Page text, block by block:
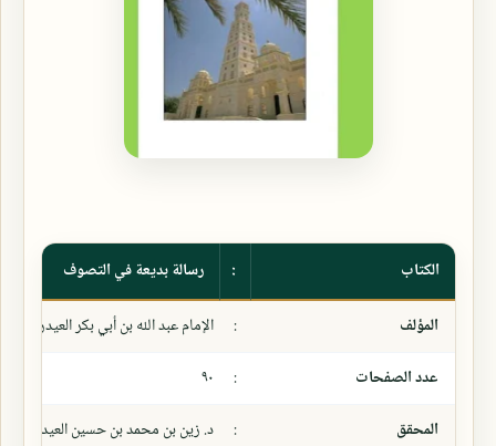
الكتاب :
رسالة بديعة في التصوف
المؤلف
:
الإمام عبد الله بن أبي بكر العيدروس
عدد الصفحات
:
٩٠
المحقق
:
د. زين بن محمد بن حسين العيدروس